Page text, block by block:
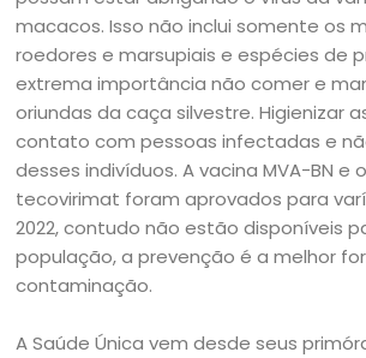
macacos. Isso não inclui somente os
roedores e marsupiais e espécies de
extrema importância não comer e
oriundas da caça silvestre. Higienizar
contato com pessoas infectadas e
desses indivíduos. A vacina MVA-BN
tecovirimat foram aprovados para
2022, contudo não estão disponíveis
população, a prevenção é a melhor
contaminação.
A Saúde Única vem desde seus